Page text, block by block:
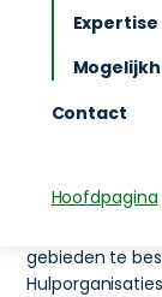
Expertise
Contact
Hoofdpagina
met
bijvoorbeeld
Cruciale
gebieden te